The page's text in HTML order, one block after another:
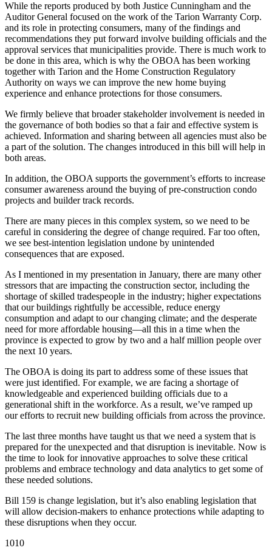
While the reports produced by both Justice Cunningham and the
Auditor General focused on the work of the Tarion Warranty Corp.
and its role in protecting consumers, many of the findings and
recommendations they put forward involve building officials and the
approval services that municipalities provide. There is much work to
be done in this area, which is why the OBOA has been working
together with Tarion and the Home Construction Regulatory
Authority on ways we can improve the new home buying
experience and enhance protections for those consumers.
We firmly believe that broader stakeholder involvement is needed in
the governance of both bodies so that a fair and effective system is
achieved. Information and sharing between all agencies must also be
a part of the solution. The changes introduced in this bill will help in
both areas.
In addition, the OBOA supports the government’s efforts to increase
consumer awareness around the buying of pre-construction condo
projects and builder track records.
There are many pieces in this complex system, so we need to be
careful in considering the degree of change required. Far too often,
we see best-intention legislation undone by unintended
consequences that are exposed.
As I mentioned in my presentation in January, there are many other
stressors that are impacting the construction sector, including the
shortage of skilled tradespeople in the industry; higher expectations
that our buildings rightfully be accessible, reduce energy
consumption and adapt to our changing climate; and the desperate
need for more affordable housing—all this in a time when the
province is expected to grow by two and a half million people over
the next 10 years.
The OBOA is doing its part to address some of these issues that
were just identified. For example, we are facing a shortage of
knowledgeable and experienced building officials due to a
generational shift in the workforce. As a result, we’ve ramped up
our efforts to recruit new building officials from across the province.
The last three months have taught us that we need a system that is
prepared for the unexpected and that disruption is inevitable. Now is
the time to look for innovative approaches to solve these critical
problems and embrace technology and data analytics to get some of
these needed solutions.
Bill 159 is change legislation, but it’s also enabling legislation that
will allow decision-makers to enhance protections while adapting to
these disruptions when they occur.
1010